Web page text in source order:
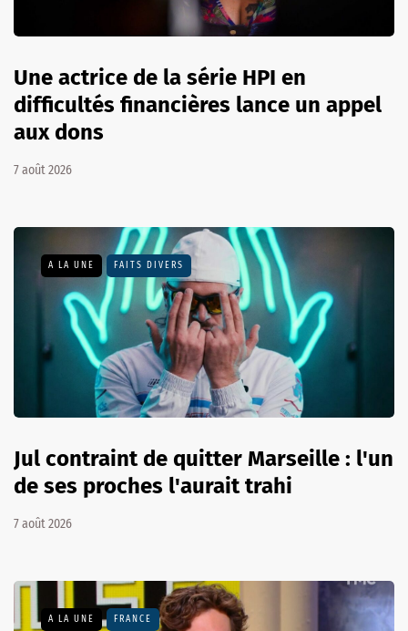
Une actrice de la série HPI en
difficultés financières lance un appel
aux dons
7 août 2026
A LA UNE FAITS DIVERS
Jul contraint de quitter Marseille : l'un
de ses proches l'aurait trahi
7 août 2026
A LA UNE FRANCE